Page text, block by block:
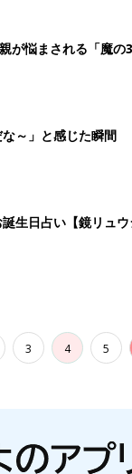
が悩まされる「魔
～」と感じた瞬間
生日占い【鏡リュウ
3 4 5